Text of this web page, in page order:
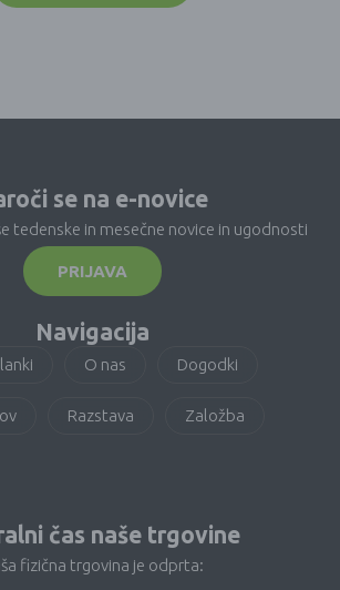
se na e-novice
tedenske in mesečne novice in ugodnosti
PRIJAVA
Navigacija
O nas Dogodki
Razstava Založba
čas naše trgovine
fizična trgovina je odprta: